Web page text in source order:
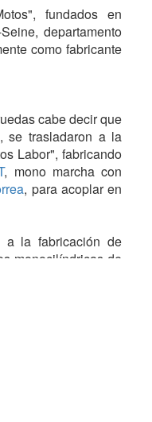
fundados en
departamento
como fabricante
cabe decir que
se trasladaron a la
Labor", fabricando
, mono marcha con
, para acoplar en
a la fabricación de
monocilíndricas de
que prosiguió la
ligeras de 265 cc